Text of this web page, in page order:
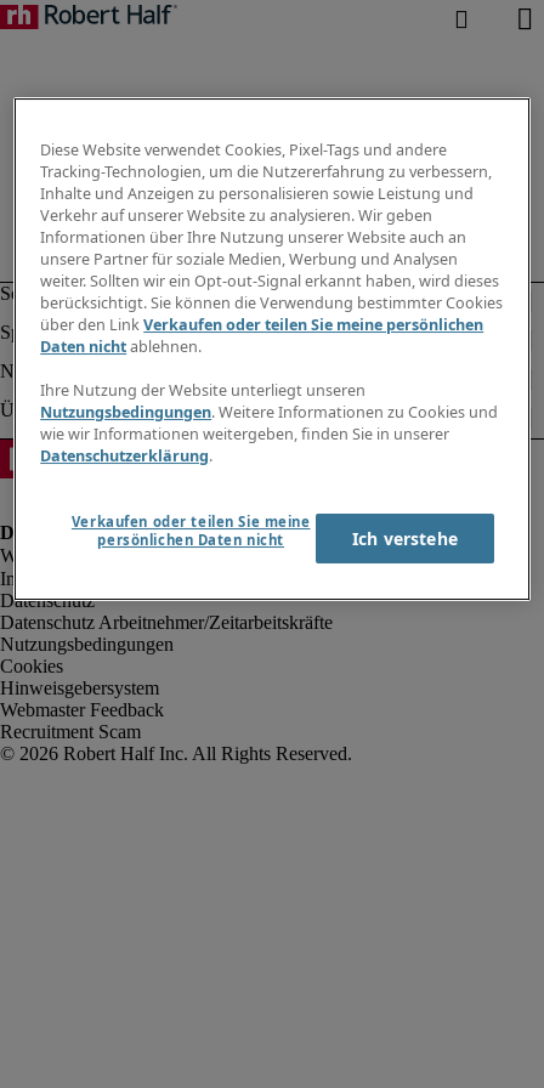
Impressum
Datenschutz
Datenschutz Arbeitnehmer/Zeitarbeitskräfte
Nutzungsbedingungen
Cookies
Hinweisgebersystem
Webmaster Feedback
Recruitment Scam
Diese Website verwendet Cookies, Pixel-Tags und andere
Tracking-Technologien, um die Nutzererfahrung zu verbessern,
Inhalte und Anzeigen zu personalisieren sowie Leistung und
Verkehr auf unserer Website zu analysieren. Wir geben
Informationen über Ihre Nutzung unserer Website auch an
unsere Partner für soziale Medien, Werbung und Analysen
weiter. Sollten wir ein Opt-out-Signal erkannt haben, wird dieses
berücksichtigt. Sie können die Verwendung bestimmter Cookies
über den LinkVerkaufen oder teilen Sie meine persönlichen
Daten nichtablehnen.
Ihre Nutzung der Website unterliegt unseren
Nutzungsbedingungen. Weitere Informationen zu Cookies und
wie wir Informationen weitergeben, finden Sie in unserer
Datenschutzerklärung.
Verkaufen oder teilen Sie meine
persönlichen Daten nicht
Ich verstehe